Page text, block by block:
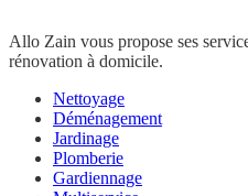
Allo Zain vous propose ses
rénovation à domicile.
Nettoyage
Déménagement
Jardinage
Plomberie
Gardiennage